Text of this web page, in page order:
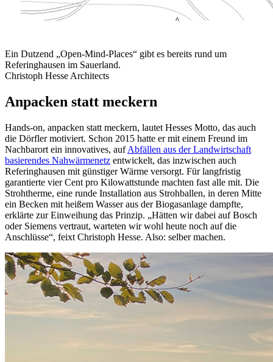
Ein Dutzend „Open-Mind-Places“ gibt es bereits rund um
Referinghausen im Sauerland.
Christoph Hesse Architects
Anpacken statt meckern
Hands-on, anpacken statt meckern, lautet Hesses Motto, das auch
die Dörfler motiviert. Schon 2015 hatte er mit einem Freund im
Nachbarort ein innovatives, aufAbfällen aus der Landwirtschaft
basierendes Nahwärmenetz entwickelt, das inzwischen auch
Referinghausen mit günstiger Wärme versorgt. Für langfristig
garantierte vier Cent pro Kilowattstunde machten fast alle mit. Die
Strohtherme, eine runde Installation aus Strohballen, in deren Mitte
ein Becken mit heißem Wasser aus der Biogasanlage dampfte,
erklärte zur Einweihung das Prinzip. „Hätten wir dabei auf Bosch
oder Siemens vertraut, warteten wir wohl heute noch auf die
Anschlüsse“, feixt Christoph Hesse. Also: selber machen.